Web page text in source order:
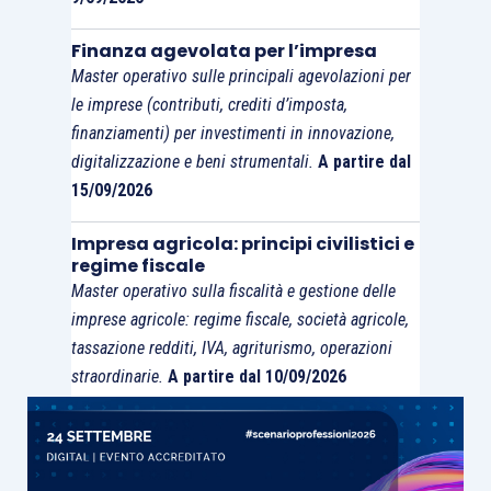
della scadenza dei 5 anni.
Verifiche preliminari e in itinere per PMI
innovative
sottoposte a delle verifiche preliminari per
accedere alla qualifica. La PMI in sede di
iscrizione dovrà dimostrare il possesso dei
requisiti di cui al D.L. 3/2015 articolo 4, comma
Successivamente devono essere
necessariamente effettuate delle verifiche
dinamiche a intervalli fissi (ogni 6 mesi) per
garantire la persistenza del possesso dei
Finanza agevolata per l’impresa
Master operativo sulle principali agevolazioni per
le imprese (contributi, crediti d’imposta,
finanziamenti) per investimenti in innovazione,
digitalizzazione e beni strumentali. A partire dal
15/09/2026
Impresa agricola: principi civilistici e
regime fiscale
Master operativo sulla fiscalità e gestione delle
imprese agricole: regime fiscale, società agricole,
tassazione redditi, IVA, agriturismo, operazioni
straordinarie. A partire dal 10/09/2026